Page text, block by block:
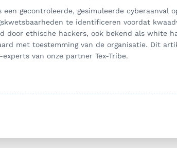
gecontroleerde, gesimuleerde cyberaanval
te identificeren voordat
door ethische hackers, ook bekend als white
met toestemming van de organisatie. Dit
van onze partner Tex-Tribe.